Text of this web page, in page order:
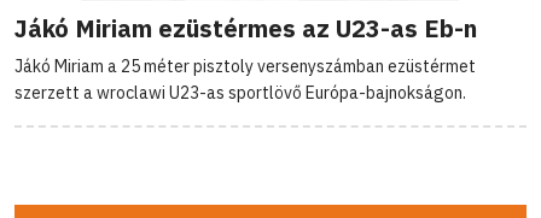
Jákó Miriam ezüstérmes az U23-as Eb-n
Jákó Miriam a 25 méter pisztoly versenyszámban ezüstérmet
szerzett a wroclawi U23-as sportlövő Európa-bajnokságon.